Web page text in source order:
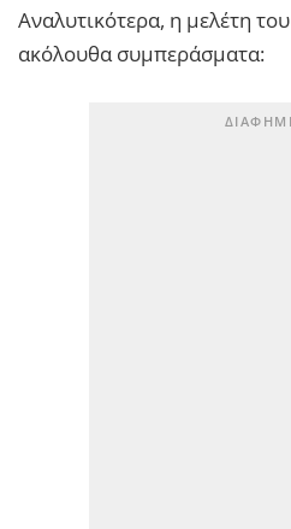
Αναλυτικότερα, η μελέτη του
ακόλουθα συμπεράσματα: